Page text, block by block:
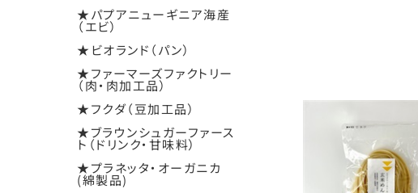
★パプアニューギニア海産
（エビ）
★ビオランド（パン）
★ファーマーズファクトリー
（肉・肉加工品）
★フクダ（豆加工品）
★ブラウンシュガーファース
ト（ドリンク・甘味料）
★プラネッタ・オーガニカ
(綿製品)